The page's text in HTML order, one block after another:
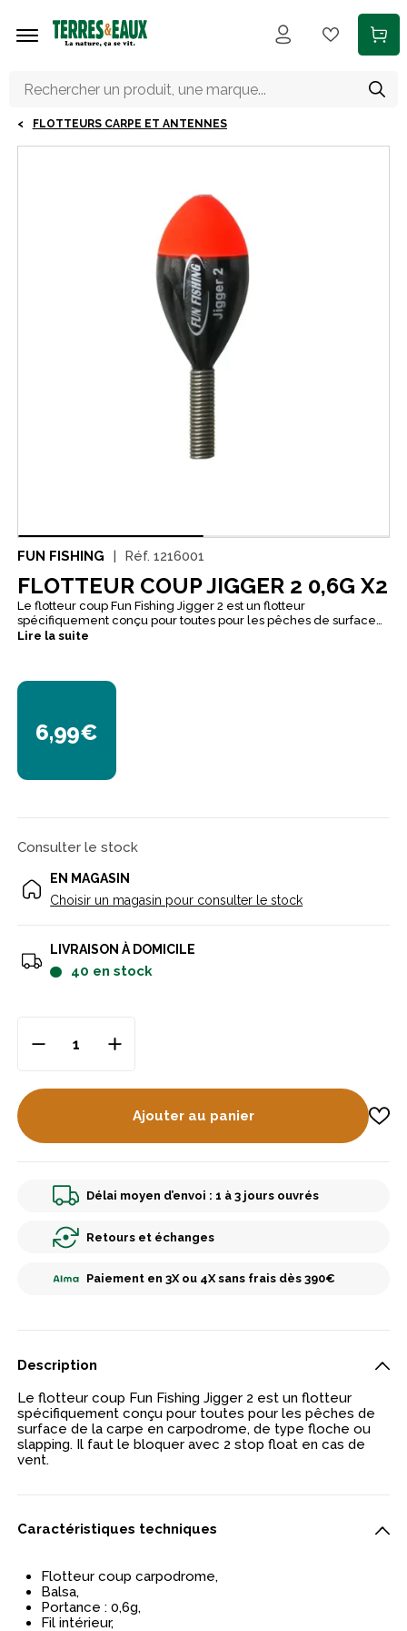
FLOTTEURS CARPE ET ANTENNES
FUN FISHING Réf. 1216001
FLOTTEUR COUP JIGGER 2 0,6G X2
Le flotteur coup Fun Fishing Jigger 2 est un flotteur
spécifiquement conçu pour toutes pour les pêches de surface
de la carpe en carpodrome, de type floche ou slapping. Il faut le
Lire la suite
6,99€
Consulter le stock
EN MAGASIN
Choisir un magasin pour consulter le stock
LIVRAISON À DOMICILE
40 en stock
Ajouter au panier
Délai moyen d’envoi : 1 à 3 jours ouvrés
Retours et échanges
Paiement en 3X ou 4X sans frais dès 390€
Description
Le flotteur coup Fun Fishing Jigger 2 est un flotteur
spécifiquement conçu pour toutes pour les pêches de
surface de la carpe en carpodrome, de type floche ou
slapping. Il faut le bloquer avec 2 stop float en cas de
vent.
Caractéristiques techniques
Flotteur coup carpodrome,
Balsa,
Portance : 0,6g,
Fil intérieur,